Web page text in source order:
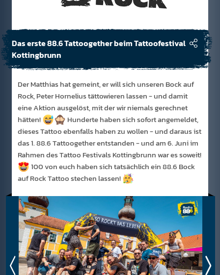
Das erste 88.6 Tattoogether beim Tattoofestival
Kottingbrunn
Der Matthias hat gemeint, er will sich unseren Bock auf
Rock, Peter Hornelius tättowieren lassen - und damit
eine Aktion ausgelöst, mit der wir niemals gerechnet
hätten!
Hunderte haben sich sofort angemeldet,
dieses Tattoo ebenfalls haben zu wollen - und daraus ist
das 1. 88.6 Tattoogether entstanden - und am 6. Juni im
Rahmen des Tattoo Festivals Kottingbrunn war es soweit!
100 von euch haben sich tatsächlich ein 88.6 Bock
auf Rock Tattoo stechen lassen!